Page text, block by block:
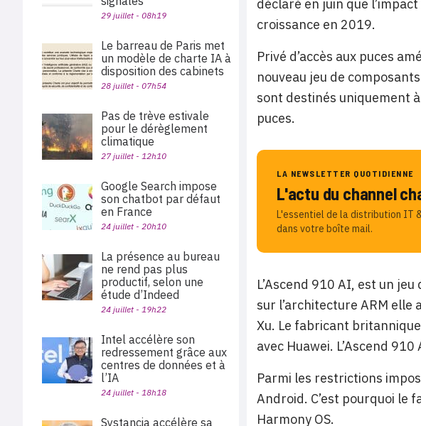
déclaré en juin que
croissance en 2019.
Privé d’accès aux puces
nouveau jeu de
sont destinés uniquement
puces.
LA NEWSLETTER QUOTIDIENNE
L'actu du channel
L'essentiel de la distribution IT
dans votre boîte mail.
L’Ascend 910 AI, est un
sur l’architecture ARM elle
Xu. Le fabricant
avec Huawei. L’Ascend
Parmi les restrictions
Android. C’est pourquoi le
Harmony OS.
29 juillet - 08h19
Le barreau de Paris met
un modèle de charte IA à
disposition des cabinets
28 juillet - 07h54
Pas de trève estivale
pour le dérèglement
climatique
27 juillet - 12h10
Google Search impose
son chatbot par défaut
en France
24 juillet - 20h10
La présence au bureau
ne rend pas plus
productif, selon une
étude d’Indeed
24 juillet - 19h22
Intel accélère son
redressement grâce aux
centres de données et à
l’IA
24 juillet - 18h18
Systancia accélère sa